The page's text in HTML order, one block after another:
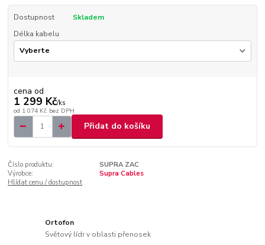
Dostupnost
Skladem
Délka kabelu
cena od
1 299 Kč/ks
od 1 074 Kč bez DPH
Přidat do košíku
Číslo produktu:
SUPRA ZAC
Výrobce:
Supra Cables
Hlídat cenu / dostupnost
Ortofon
Světový lídr v oblasti přenosek